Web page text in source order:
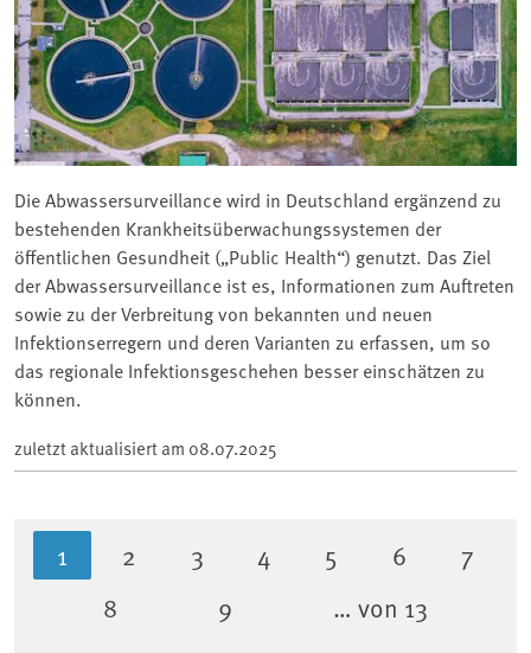
Die Abwassersurveillance wird in Deutschland ergänzend zu
bestehenden Krankheitsüberwachungssystemen der
öffentlichen Gesundheit („Public Health“) genutzt. Das Ziel
der Abwassersurveillance ist es, Informationen zum Auftreten
sowie zu der Verbreitung von bekannten und neuen
Infektionserregern und deren Varianten zu erfassen, um so
das regionale Infektionsgeschehen besser einschätzen zu
können.
zuletzt aktualisiert am 08.07.2025
Aktuelle Seite
1 Seite
2 Seite
3 Seite
4 Seite
5 Seite
6 Seite
7
Seite
8 Seite
9 … von 13